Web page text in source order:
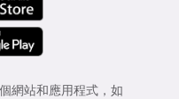
網站和應用程式，如